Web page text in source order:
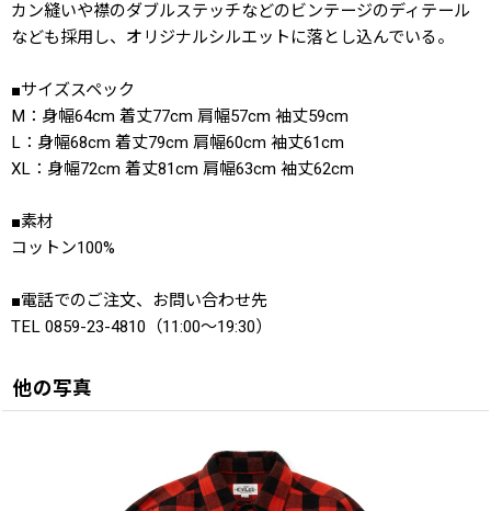
カン縫いや襟のダブルステッチなどのビンテージのディテール
なども採用し、オリジナルシルエットに落とし込んでいる。
■サイズスペック
M：身幅64cm 着丈77cm 肩幅57cm 袖丈59cm
L：身幅68cm 着丈79cm 肩幅60cm 袖丈61cm
XL：身幅72cm 着丈81cm 肩幅63cm 袖丈62cm
■素材
コットン100%
■電話でのご注文、お問い合わせ先
TEL 0859-23-4810（11:00〜19:30）
他の写真